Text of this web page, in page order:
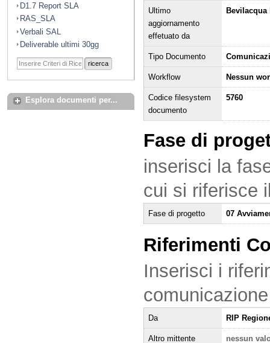
D1.7 Report SLA
RAS_SLA
Verbali SAL
Deliverable ultimi 30gg
ricerca
Esplora documenti per...
Ultimo
aggiornamento
effetuato da
Bevilacqua
Tipo Documento
Workflow Nessun
Codice filesystem
documento
5760
Fase di
inserisci la
cui si riferisce
Fase di progetto 07
Riferimenti
Inserisci i
comunicazione
Da RIP
Altro mittente nessun